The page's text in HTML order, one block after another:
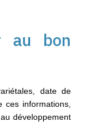
au bon
date de
informations,
développement